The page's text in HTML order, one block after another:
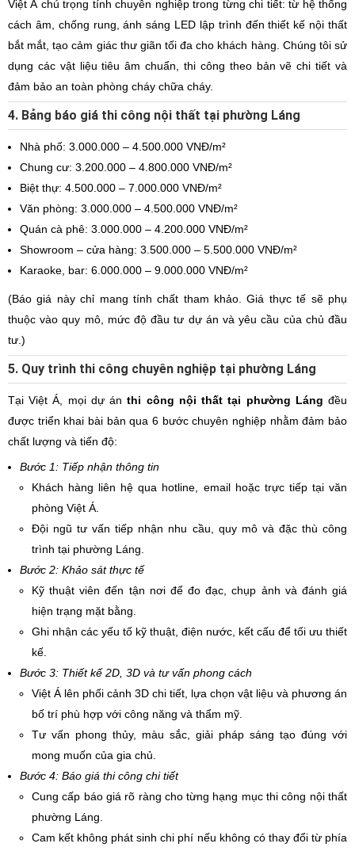
Việt Á chú trọng tính chuyên nghiệp trong từng chi tiết: từ hệ thống
cách âm, chống rung, ánh sáng LED lập trình đến thiết kế nội thất
bắt mắt, tạo cảm giác thư giãn tối đa cho khách hàng. Chúng tôi sử
dụng các vật liệu tiêu âm chuẩn, thi công theo bản vẽ chi tiết và
đảm bảo an toàn phòng cháy chữa cháy.
4. Bảng báo giá thi công nội thất tại phường Láng
Nhà phố: 3.000.000 – 4.500.000 VNĐ/m²
Chung cư: 3.200.000 – 4.800.000 VNĐ/m²
Biệt thự: 4.500.000 – 7.000.000 VNĐ/m²
Văn phòng: 3.000.000 – 4.500.000 VNĐ/m²
Quán cà phê: 3.000.000 – 4.200.000 VNĐ/m²
Showroom – cửa hàng: 3.500.000 – 5.500.000 VNĐ/m²
Karaoke, bar: 6.000.000 – 9.000.000 VNĐ/m²
(Báo giá này chỉ mang tính chất tham khảo. Giá thực tế sẽ phụ
thuộc vào quy mô, mức độ đầu tư dự án và yêu cầu của chủ đầu
tư.)
5. Quy trình thi công chuyên nghiệp tại phường Láng
Tại Việt Á, mọi dự ánthi công nội thất tại phường Láng đều
được triển khai bài bản qua 6 bước chuyên nghiệp nhằm đảm bảo
chất lượng và tiến độ:
Bước 1: Tiếp nhận thông tin
Khách hàng liên hệ qua hotline, email hoặc trực tiếp tại văn
phòng Việt Á.
Đội ngũ tư vấn tiếp nhận nhu cầu, quy mô và đặc thù công
trình tại phường Láng.
Bước 2: Khảo sát thực tế
Kỹ thuật viên đến tận nơi để đo đạc, chụp ảnh và đánh giá
hiện trạng mặt bằng.
Ghi nhận các yếu tố kỹ thuật, điện nước, kết cấu để tối ưu thiết
kế.
Bước 3: Thiết kế 2D, 3D và tư vấn phong cách
Việt Á lên phối cảnh 3D chi tiết, lựa chọn vật liệu và phương án
bố trí phù hợp với công năng và thẩm mỹ.
Tư vấn phong thủy, màu sắc, giải pháp sáng tạo đúng với
mong muốn của gia chủ.
Bước 4: Báo giá thi công chi tiết
Cung cấp báo giá rõ ràng cho từng hạng mục thi công nội thất
phường Láng.
Cam kết không phát sinh chi phí nếu không có thay đổi từ phía